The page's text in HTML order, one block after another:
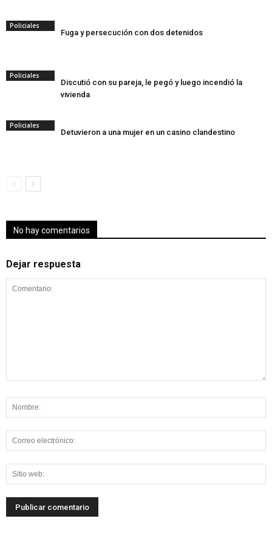
Policiales
Fuga y persecución con dos detenidos
Policiales
Discutió con su pareja, le pegó y luego incendió la
vivienda
Policiales
Detuvieron a una mujer en un casino clandestino
No hay comentarios
Dejar respuesta